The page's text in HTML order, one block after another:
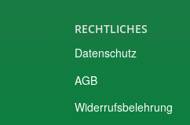
RECHTLICHES
Datenschutz
AGB
Widerrufsbelehrung